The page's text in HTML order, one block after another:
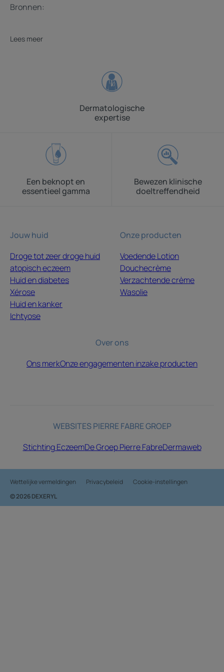
Bronnen:
Lees meer
Dermatologische
expertise
Een beknopt en
essentieel gamma
Bewezen klinische
doeltreffendheid
Jouw huid
Droge tot zeer droge huid
atopisch eczeem
Huid en diabetes
Xérose
Huid en kanker
Ichtyose
Onze producten
Voedende Lotion
Douchecrème
Verzachtende crème
Wasolie
Over ons
Ons merkOnze engagementen inzake producten
WEBSITES PIERRE FABRE GROEP
Stichting EczeemDe Groep Pierre FabreDermaweb
Wettelijke vermeldingen Privacybeleid
Cookie-instellingen
© 2026 DEXERYL